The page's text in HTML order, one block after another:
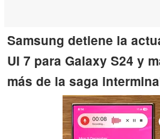
Samsung detiene la
UI 7 para Galaxy S24 y
más de la saga